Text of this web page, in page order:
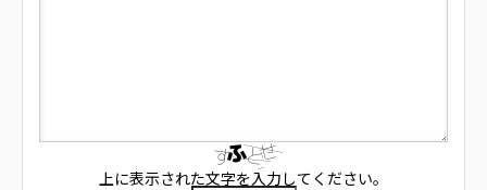
上に表示された文字を入力してください。